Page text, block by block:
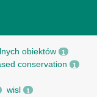
obiektów 1
conservation 1
wisl 1